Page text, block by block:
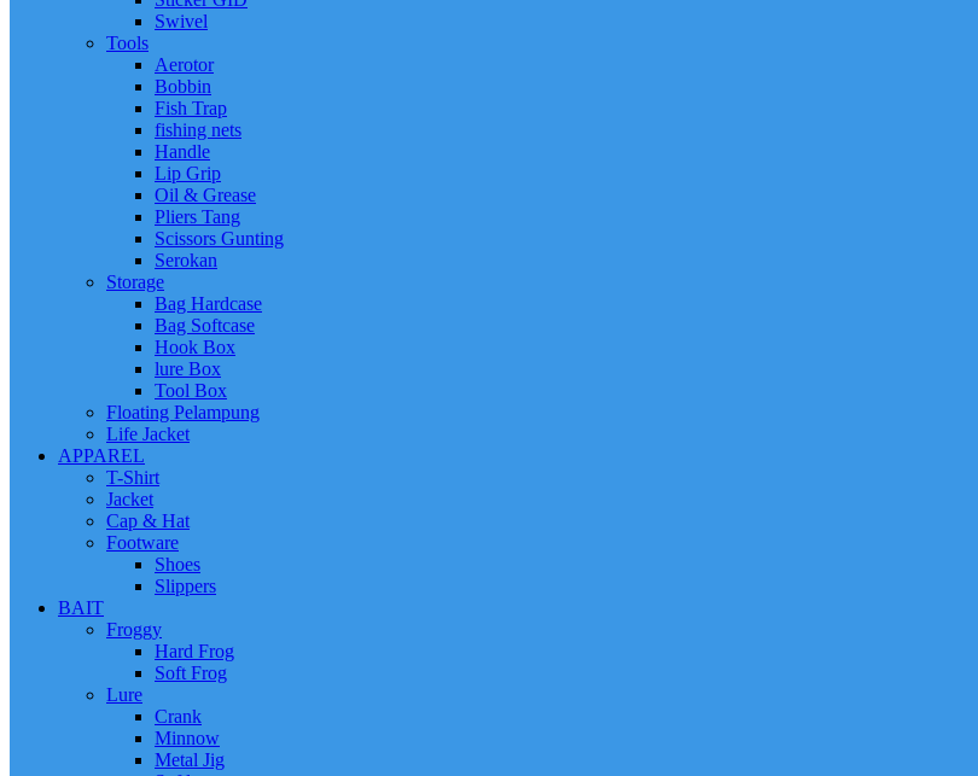
Swivel
Tools
Aerotor
Bobbin
Fish Trap
fishing nets
Handle
Lip Grip
Oil & Grease
Pliers Tang
Scissors Gunting
Serokan
Storage
Bag Hardcase
Bag Softcase
Hook Box
lure Box
Tool Box
Floating Pelampung
Life Jacket
APPAREL
T-Shirt
Jacket
Cap & Hat
Footware
Shoes
Slippers
BAIT
Froggy
Hard Frog
Soft Frog
Lure
Crank
Minnow
Metal Jig